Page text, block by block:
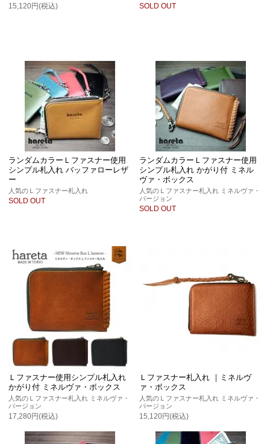
15,120円(税込) SOLD OUT
ランダムカラーＬファスナー使用
シンプル札入れ バッファローレザ
ー
人気のＬファスナー札入れ
SOLD OUT
ランダムカラーＬファスナー使用
シンプル札入れ かがり付 ミネル
ヴァ・ボックス
人気のＬファスナー札入れ ミネルヴァ・
バージョン
SOLD OUT
Ｌファスナー使用シンプル札入れ
かがり付 ミネルヴァ・ボックス
人気のＬファスナー札入れ ミネルヴァ・
バージョン
17,280円(税込)
Ｌファスナー札入れ ｜ミネルヴ
ァ・ボックス
人気のＬファスナー札入れ ミネルヴァ・
バージョン
15,120円(税込)